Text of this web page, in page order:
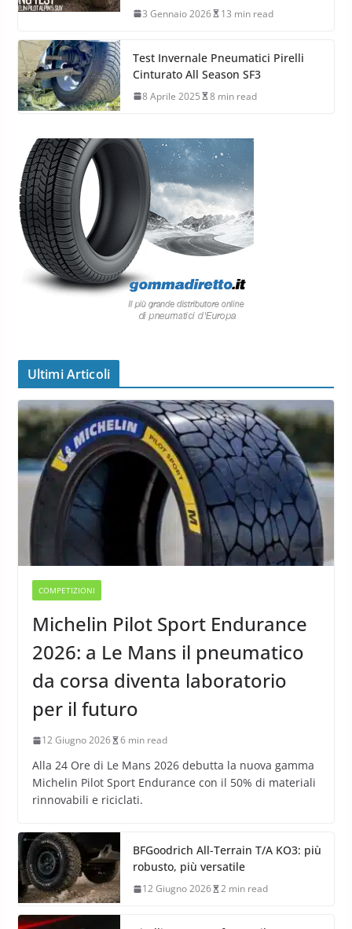
3 Gennaio 2026 13 min read
Test Invernale Pneumatici Pirelli
Cinturato All Season SF3
8 Aprile 2025 8 min read
Ultimi Articoli
COMPETIZIONI
Michelin Pilot Sport Endurance
2026: a Le Mans il pneumatico
da corsa diventa laboratorio
per il futuro
12 Giugno 2026 6 min read
Alla 24 Ore di Le Mans 2026 debutta la nuova gamma
Michelin Pilot Sport Endurance con il 50% di materiali
rinnovabili e riciclati.
BFGoodrich All-Terrain T/A KO3: più
robusto, più versatile
12 Giugno 2026 2 min read